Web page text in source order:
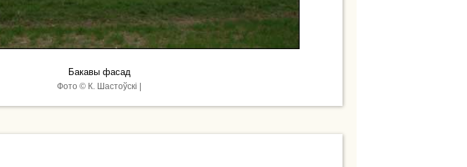
Бакавы фасад
Фото © К. Шастоўскі |